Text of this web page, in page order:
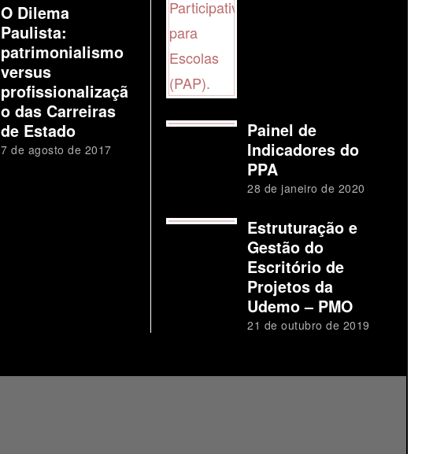
O Dilema
Paulista:
patrimonialismo
versus
profissionalizaçã
o das Carreiras
de Estado
7 de agosto de 2017
Painel de
Indicadores do
PPA
28 de janeiro de 2020
Estruturação e
Gestão do
Escritório de
Projetos da
Udemo – PMO
21 de outubro de 2019